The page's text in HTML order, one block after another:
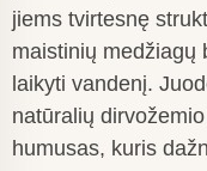
jiems tvirtesnę
maistinių medžiagų
laikyti vandenį.
natūralių
humusas, kuris